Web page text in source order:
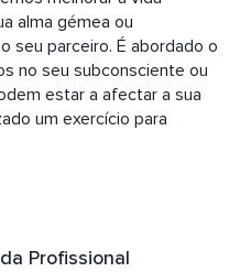
alma gémea ou
seu parceiro. É abordado o
no seu subconsciente ou
estar a afectar a sua
um exercício para
Profissional